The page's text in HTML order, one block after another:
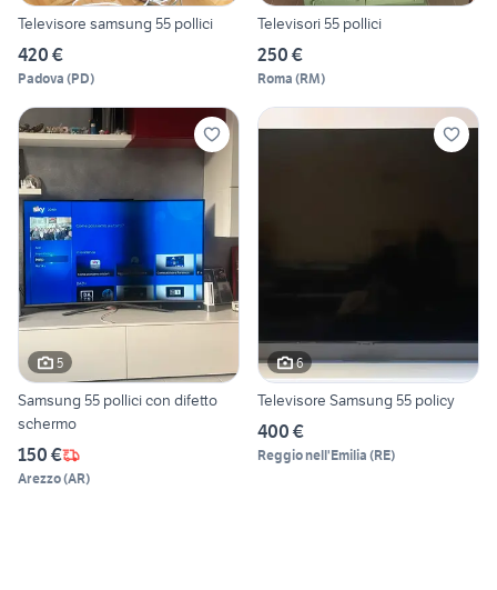
Televisore samsung 55 pollici
420 €
Padova (PD)
Televisori 55 pollici
250 €
Roma (RM)
5
Samsung 55 pollici con difetto
schermo
150 €
Arezzo(AR)
6
Televisore Samsung 55 policy
400 €
Reggio nell'Emilia (RE)